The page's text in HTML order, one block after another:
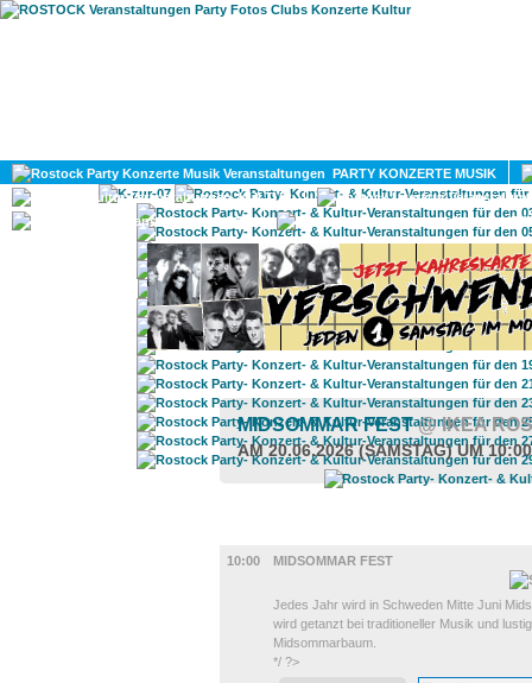
PARTY KONZERTE MUSIK
KULTUR
GAY
MIDSOMMAR FEST@ IKEA
AM 20.06.2026 (SAMSTAG) UM
10:00
MIDSOMMAR FEST
Jedes Jahr wird in Schweden Mitte Juni
wird getanzt bei traditioneller Musik und
Midsommarbaum.
*/ ?>